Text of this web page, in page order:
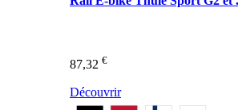
87,32 €
Découvrir